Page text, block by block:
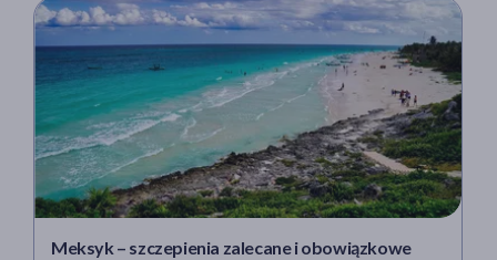
Meksyk – szczepienia zalecane i obowiązkowe